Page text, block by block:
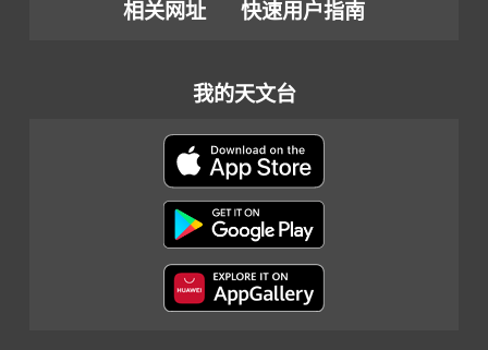
相关网址
快速用户指南
我的天文台